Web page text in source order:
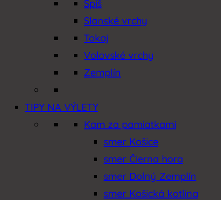
Spiš
Slanské vrchy
Tokaj
Volovské vrchy
Zemplín
TIPY NA VÝLETY
Kam za pamiatkami
smer Košice
smer Čierna hora
smer Dolný Zemplín
smer Košická kotlina